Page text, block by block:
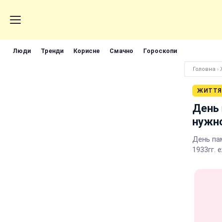
Люди Тренди Корисне Смачно Гороскопи
Головна ›
ЖИТТЯ
День
День
1933гг.